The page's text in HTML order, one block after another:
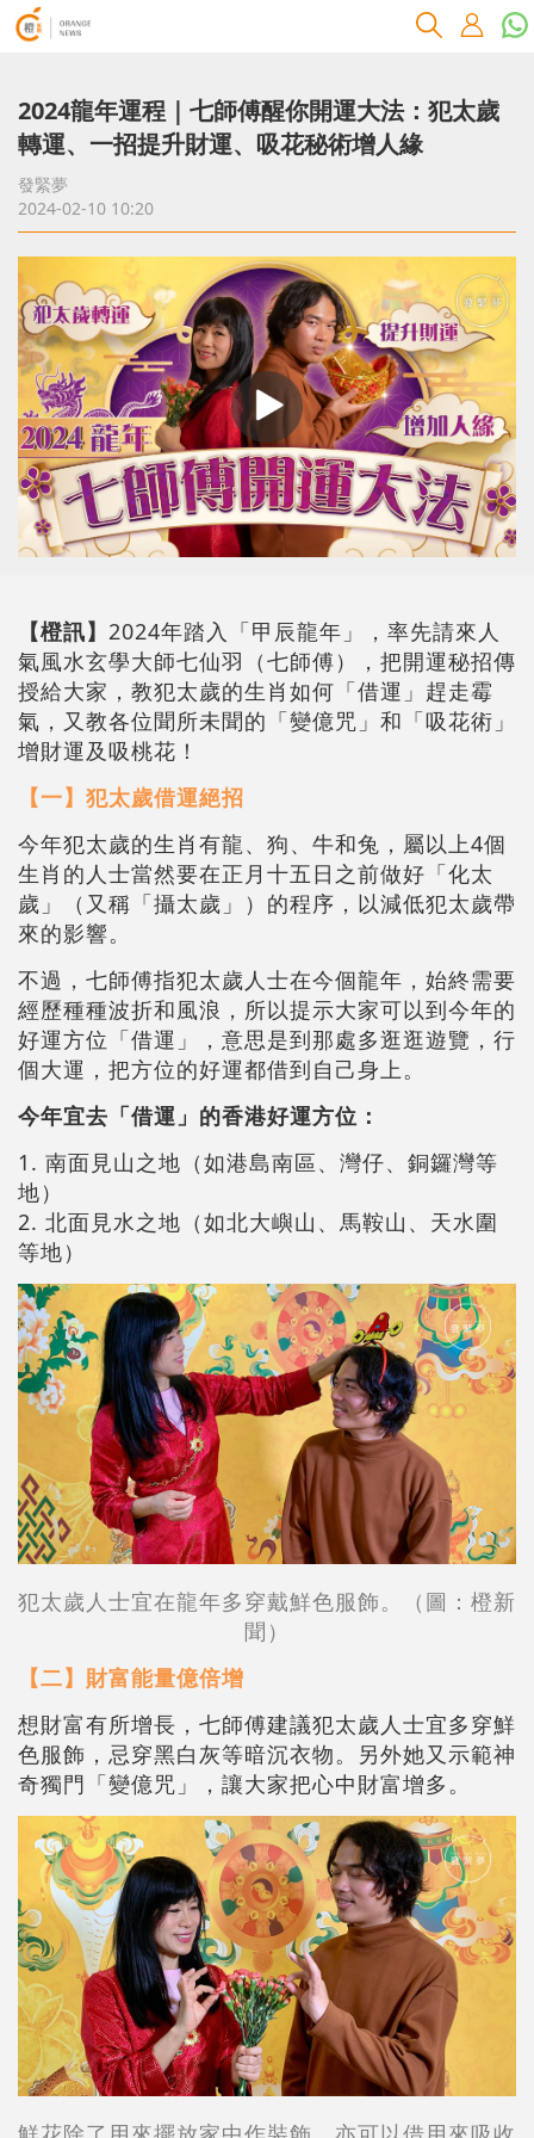
2024龍年運程｜七師傅醒你開運大法：犯太歲
轉運、一招提升財運、吸花秘術增人緣
發緊夢
2024-02-10 10:20
【橙訊】 2024年踏入「甲辰龍年」，率先請來人
氣風水玄學大師七仙羽（七師傅），把開運秘招傳
授給大家，教犯太歲的生肖如何「借運」趕走霉
氣，又教各位聞所未聞的「變億咒」和「吸花術」
增財運及吸桃花！
【一】犯太歲借運絕招
今年犯太歲的生肖有龍、狗、牛和兔，屬以上4個
生肖的人士當然要在正月十五日之前做好「化太
歲」（又稱「攝太歲」）的程序，以減低犯太歲帶
來的影響。
不過，七師傅指犯太歲人士在今個龍年，始終需要
經歷種種波折和風浪，所以提示大家可以到今年的
好運方位「借運」，意思是到那處多逛逛遊覽，行
個大運，把方位的好運都借到自己身上。
今年宜去「借運」的香港好運方位：
1. 南面見山之地（如港島南區、灣仔、銅鑼灣等
地）
2. 北面見水之地（如北大嶼山、馬鞍山、天水圍
等地）
犯太歲人士宜在龍年多穿戴鮮色服飾。（圖：橙新
聞）
【二】財富能量億倍增
想財富有所增長，七師傅建議犯太歲人士宜多穿鮮
色服飾，忌穿黑白灰等暗沉衣物。另外她又示範神
奇獨門「變億咒」，讓大家把心中財富增多。